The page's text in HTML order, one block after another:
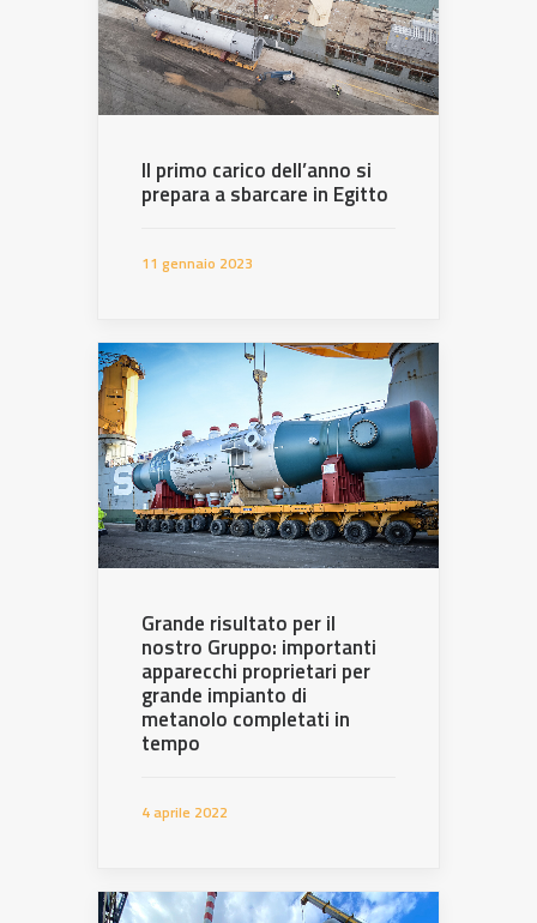
Il primo carico dell’anno si
prepara a sbarcare in Egitto
11 gennaio 2023
Grande risultato per il
nostro Gruppo: importanti
apparecchi proprietari per
grande impianto di
metanolo completati in
tempo
4 aprile 2022